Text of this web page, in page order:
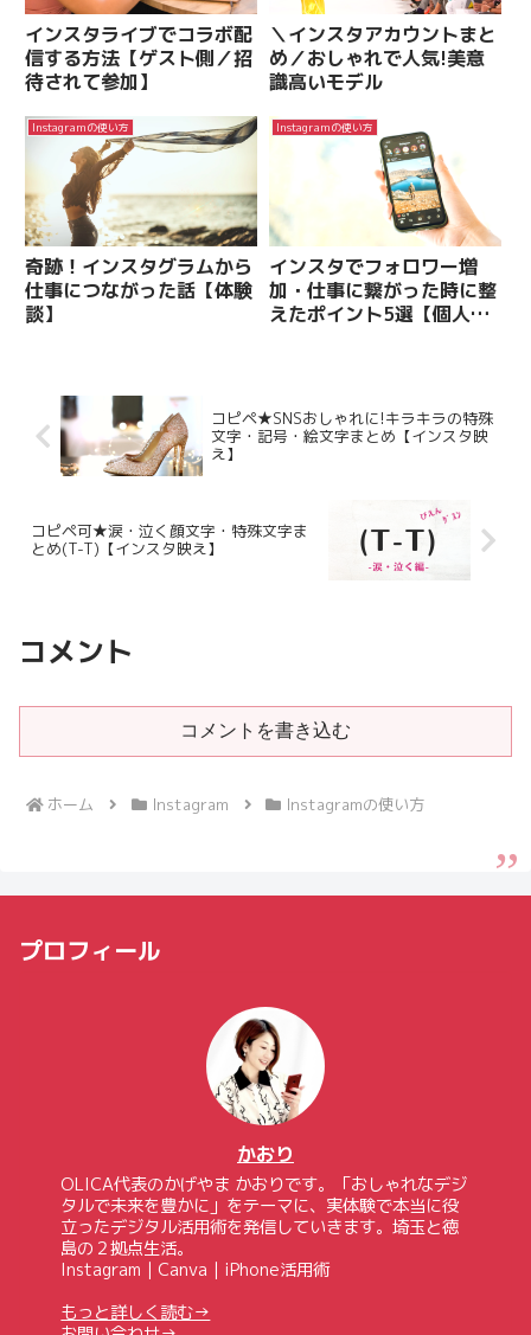
インスタライブでコラボ配
信する方法【ゲスト側／招
待されて参加】
＼インスタアカウントまと
め／おしゃれで人気!美意
識高いモデル
Instagramの使い方
奇跡！インスタグラムから
仕事につながった話【体験
談】
Instagramの使い方
インスタでフォロワー増
加・仕事に繋がった時に整
えたポイント5選【個人の
コピペ★SNSおしゃれに!キラキラの特殊
文字・記号・絵文字まとめ【インスタ映
え】
コピペ可★涙・泣く顔文字・特殊文字ま
とめ(T-T)【インスタ映え】
コメント
コメントを書き込む
ホーム Instagram Instagramの使い方
プロフィール
かおり
OLICA代表のかげやま かおりです。「おしゃれなデジ
タルで未来を豊かに」をテーマに、実体験で本当に役
立ったデジタル活用術を発信していきます。埼玉と徳
島の２拠点生活。
Instagram｜Canva｜iPhone活用術
もっと詳しく読む→